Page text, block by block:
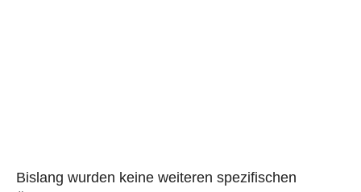
Bislang wurden keine weiteren spezifischen